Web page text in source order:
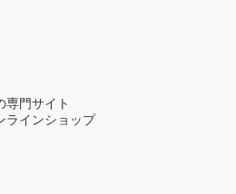
専門サイト
ラインショップ